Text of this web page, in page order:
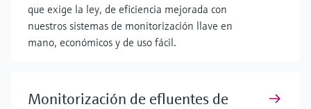
que exige la ley, de eficiencia mejorada con
nuestros sistemas de monitorización llave en
mano, económicos y de uso fácil.
Monitorización de efluentes de